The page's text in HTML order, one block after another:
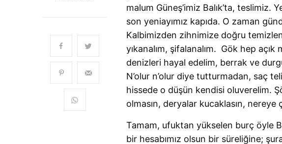
malum Güneş’imiz Balık’ta, teslimiz.
son yeniayımız kapıda. O zaman
Kalbimizden zihnimize doğru
yıkanalım, şifalanalım. Gök hep
denizleri hayal edelim, berrak ve
N’olur n’olur diye tutturmadan, saç
hissede o düşün kendisi oluverelim.
olmasın, deryalar kucaklasın,
Tamam, ufuktan yükselen burç öyle
bir hesabımız olsun bir süreliğine;